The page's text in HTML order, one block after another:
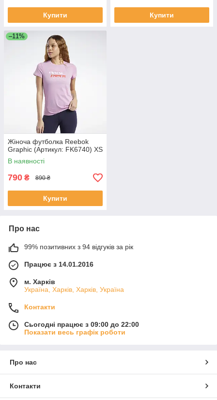
Купити Купити
–11%
Жіноча футболка Reebok
Graphic (Артикул: FK6740) XS
В наявності
790 ₴ 890 ₴
Купити
Про нас
99% позитивних з 94 відгуків за рік
Працює з 14.01.2016
м. Харків
Україна, Харків, Харків, Україна
Контакти
Сьогодні працює з 09:00 до 22:00
Показати весь графік роботи
Про нас
Контакти